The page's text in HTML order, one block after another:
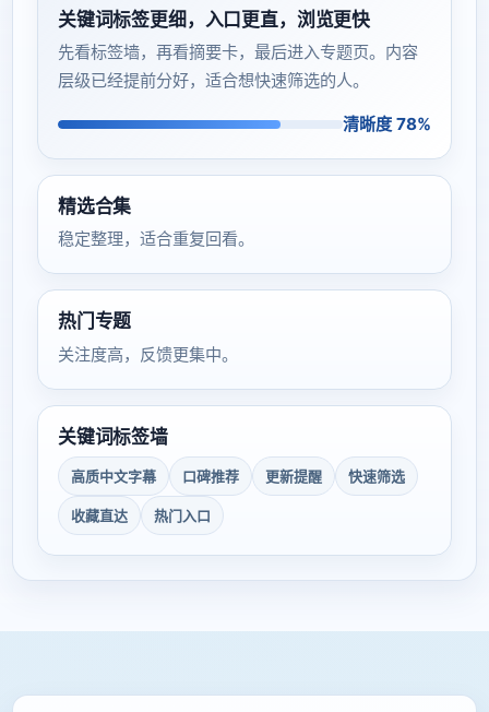
关键词标签更细，入口更直，浏览更快
先看标签墙，再看摘要卡，最后进入专题页。内容
层级已经提前分好，适合想快速筛选的人。
清晰度 78%
精选合集
稳定整理，适合重复回看。
热门专题
关注度高，反馈更集中。
关键词标签墙
高质中文字幕 口碑推荐 更新提醒 快速筛选
收藏直达 热门入口